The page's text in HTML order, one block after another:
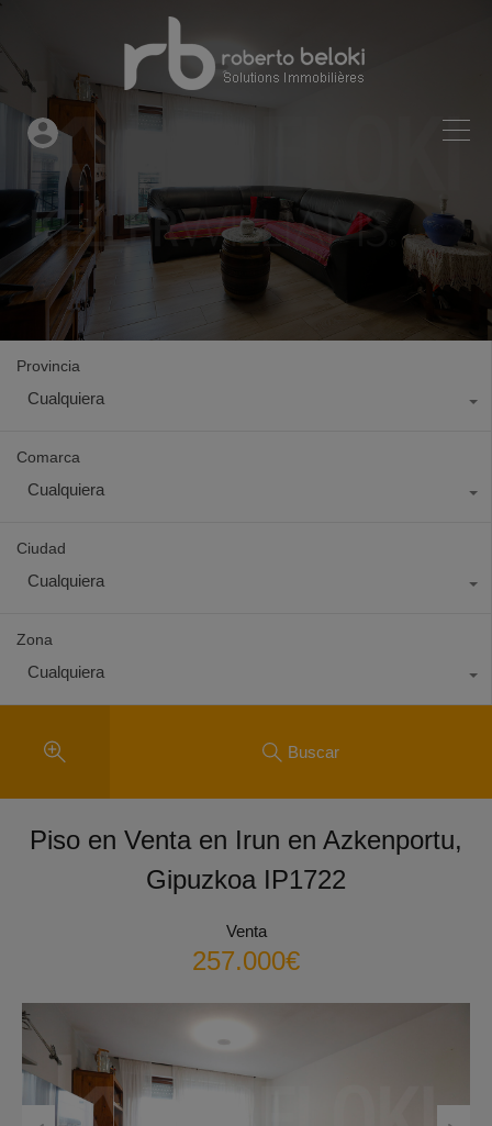
Provincia
Cualquiera
Comarca
Cualquiera
Ciudad
Cualquiera
Zona
Cualquiera
Buscar
Piso en Venta en Irun en Azkenportu,
Gipuzkoa IP1722
Venta
257.000€